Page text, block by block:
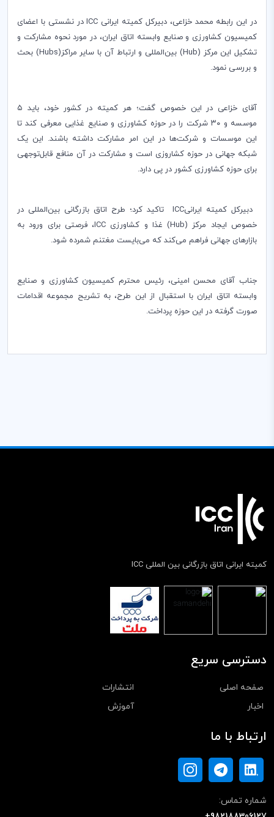
در این رابطه محمد خزاعی، دبیرکل کمیته ایرانی ICC در نشستی با اعضای
کمیسیون کشاورزی و صنایع وابسته اتاق ایران، در مورد نحوه مشارکت و
تشکیل این مرکز (Hub) بین‌المللی و ارتباط آن با سایر مراکز(Hubs) بحث
و بررسی نمود.
آقای خزاعی در این خصوص گفت؛ هر کمیته در کشور خود، باید ۵
موسسه و ۳۰ شرکت را در حوزه کشاورزی و صنایع غذایی معرفی کند تا
این موسسات و شرکت‌ها در این امر مشارکت داشته باشند. این یک
شبکه جهانی در حوزه کشاروزی است و مشارکت در آن منافع قابل‌توجهی
برای حوزه کشاورزی کشور در پی دارد.
‏ دبیرکل کمیته ایرانیICC تاکید کرد؛ طرح اتاق بازرگانی بین‌المللی در
خصوص ایجاد مرکز (Hub) غذا و کشاورزی ICC، فرصتی برای ورود به
بازارهای جهانی فراهم می‌کند که می‌‎بایست مغتنم شمرده شود.
جناب آقای محسن امینی، رئیس محترم کمیسیون کشاورزی و صنایع
وابسته اتاق ایران با استقبال از این طرح، به تشریح مجموعه اقدامات
صورت گرفته در این حوزه پرداخت.
کمیته ایرانی اتاق بازرگانی بین المللی ICC
دسترسی سریع
صفحه اصلی
انتشارات
اخبار
آموزش
ارتباط با ما
شماره تماس: